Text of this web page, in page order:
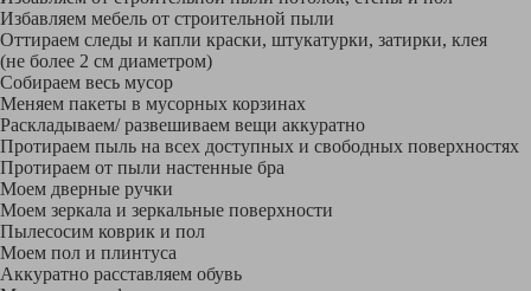
Избавляем мебель от строительной пыли
Оттираем следы и капли краски, штукатурки, затирки, клея
(не более 2 см диаметром)
Собираем весь мусор
Меняем пакеты в мусорных корзинах
Раскладываем/ развешиваем вещи аккуратно
Протираем пыль на всех доступных и свободных поверхностях
Протираем от пыли настенные бра
Моем дверные ручки
Моем зеркала и зеркальные поверхности
Пылесосим коврик и пол
Моем пол и плинтуса
Аккуратно расставляем обувь